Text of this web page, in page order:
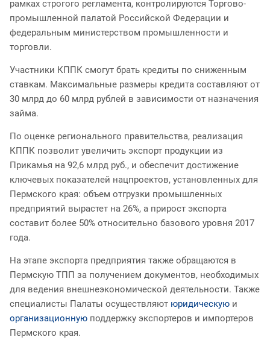
рамках строгого регламента, контролируются Торгово-
промышленной палатой Российской Федерации и
федеральным министерством промышленности и
торговли.
Участники КППК смогут брать кредиты по сниженным
ставкам. Максимальные размеры кредита составляют от
30 млрд до 60 млрд рублей в зависимости от назначения
займа.
По оценке регионального правительства, реализация
КППК позволит увеличить экспорт продукции из
Прикамья на 92,6 млрд руб., и обеспечит достижение
ключевых показателей нацпроектов, установленных для
Пермского края: объем отгрузки промышленных
предприятий вырастет на 26%, а прирост экспорта
составит более 50% относительно базового уровня 2017
года.
На этапе экспорта предприятия также обращаются в
Пермскую ТПП за получением документов, необходимых
для ведения внешнеэкономической деятельности. Также
специалисты Палаты осуществляют юридическую и
организационную поддержку экспортеров и импортеров
Пермского края.